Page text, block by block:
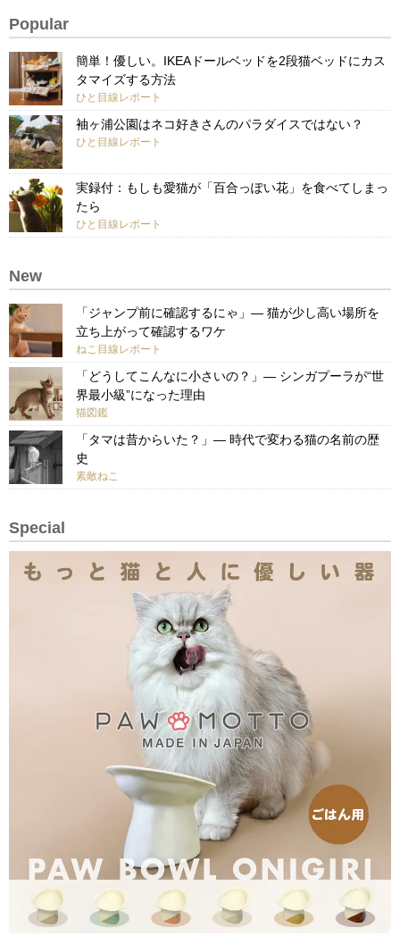
Popular
簡単！優しい。IKEAドールベッドを2段猫ベッドにカス
タマイズする方法
ひと目線レポート
袖ヶ浦公園はネコ好きさんのパラダイスではない？
ひと目線レポート
実録付：もしも愛猫が「百合っぽい花」を食べてしまっ
たら
ひと目線レポート
New
「ジャンプ前に確認するにゃ」— 猫が少し高い場所を
立ち上がって確認するワケ
ねこ目線レポート
「どうしてこんなに小さいの？」— シンガプーラが“世
界最小級”になった理由
猫図鑑
「タマは昔からいた？」— 時代で変わる猫の名前の歴
史
素敵ねこ
Special